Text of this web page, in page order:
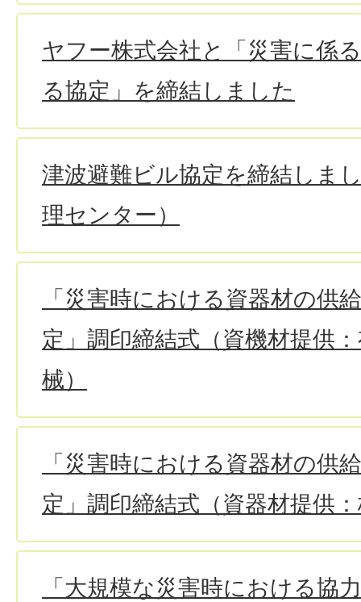
ヤフー株式会社と「災害に係
る協定」を締結しました
津波避難ビル協定を締結しま
理センター）
「災害時における資器材の供
定」調印締結式（資機材提供
械）
「災害時における資器材の供
定」調印締結式（資器材提供
「大規模な災害時における協